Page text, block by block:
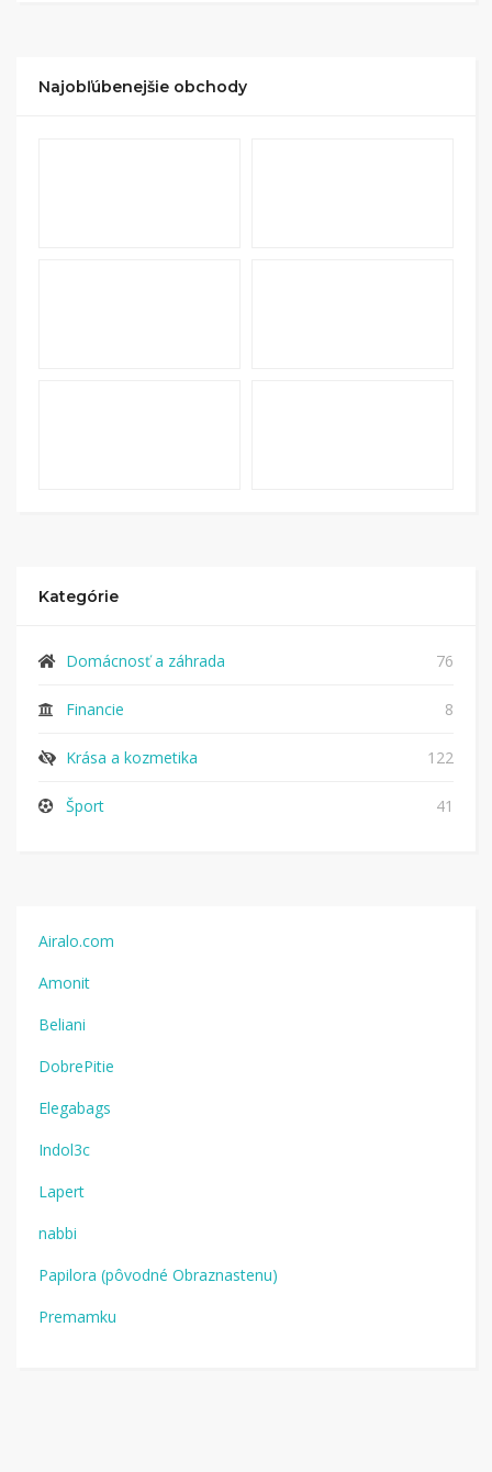
nákupu, si tieto peniaze môžete dať hneď vyplatiť
Najobľúbenejšie obchody
Kategórie
Domácnosť a záhrada 76
Financie 8
Krása a kozmetika 122
Šport 41
Airalo.com
Amonit
Beliani
DobrePitie
Elegabags
Indol3c
Lapert
nabbi
Papilora (pôvodné Obraznastenu)
Premamku